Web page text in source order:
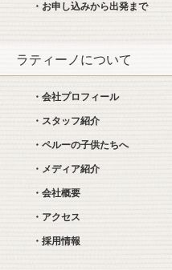
・お申し込みから出発まで
ラティーノについて
・会社プロフィール
・スタッフ紹介
・ペルーの子供たちへ
・メディア紹介
・会社概要
・アクセス
・採用情報